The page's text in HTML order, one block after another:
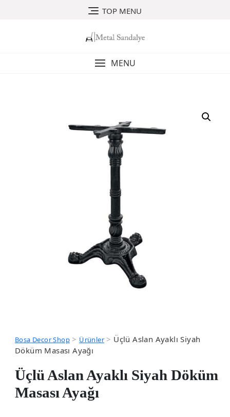
TOP MENU
MENU
Bosa Decor Shop> Ürünler> Üçlü Aslan Ayaklı Siyah
Döküm Masası Ayağı
Üçlü Aslan Ayaklı Siyah Döküm
Masası Ayağı